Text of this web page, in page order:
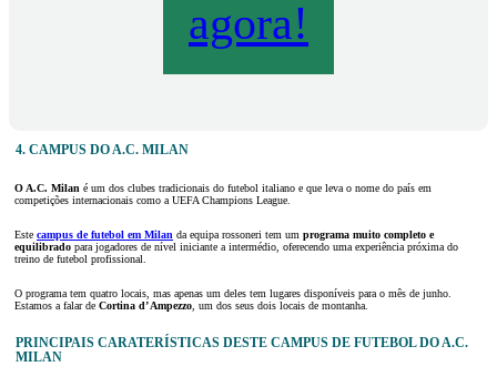
agora!
4. CAMPUS DO A.C. MILAN
O A.C. Milan é um dos clubes tradicionais do futebol italiano e que leva o nome do país em
competições internacionais como a UEFA Champions League.
Este campus de futebol em Milan da equipa rossoneri tem um programa muito completo e
equilibrado para jogadores de nível iniciante a intermédio, oferecendo uma experiência próxima do
treino de futebol profissional.
O programa tem quatro locais, mas apenas um deles tem lugares disponíveis para o mês de junho.
Estamos a falar de Cortina d’ Ampezzo , um dos seus dois locais de montanha.
PRINCIPAIS CARATERÍSTICAS DESTE CAMPUS DE FUTEBOL DO A.C.
MILAN